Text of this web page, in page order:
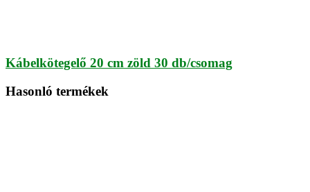
Kábelkötegelő 20 cm zöld 30 db/csomag
Hasonló termékek